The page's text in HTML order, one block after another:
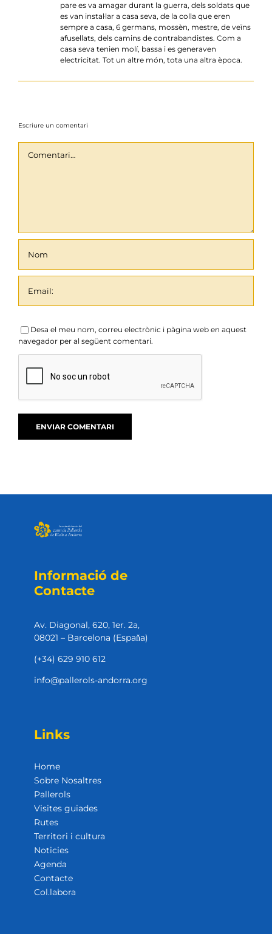
pare es va amagar durant la guerra, dels soldats que
es van instal·lar a casa seva, de la colla que eren
sempre a casa, 6 germans, mossèn, mestre, de veïns
afusellats, dels camins de contrabandistes. Com a
casa seva tenien molí, bassa i es generaven
electricitat. Tot un altre món, tota una altra època.
Escriure un comentari
Desa el meu nom, correu electrònic i pàgina web en aquest
navegador per al següent comentari.
Informació de
Contacte
Av. Diagonal, 620, 1er. 2a,
08021 – Barcelona (Espaňa)
(+34) 629 910 612
info@pallerols-andorra.org
Links
Home
Sobre Nosaltres
Pallerols
Visites guiades
Rutes
Territori i cultura
Noticies
Agenda
Contacte
Col.labora